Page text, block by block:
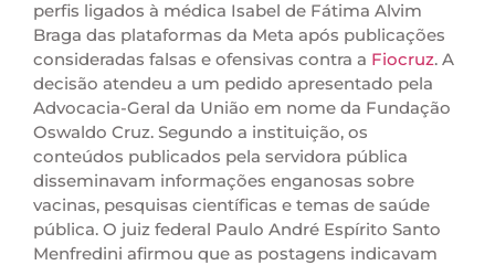
perfis ligados à médica Isabel de Fátima Alvim
Braga das plataformas da Meta após publicações
consideradas falsas e ofensivas contra a Fiocruz. A
decisão atendeu a um pedido apresentado pela
Advocacia-Geral da União em nome da Fundação
Oswaldo Cruz. Segundo a instituição, os
conteúdos publicados pela servidora pública
disseminavam informações enganosas sobre
vacinas, pesquisas científicas e temas de saúde
pública. O juiz federal Paulo André Espírito Santo
Menfredini afirmou que as postagens indicavam